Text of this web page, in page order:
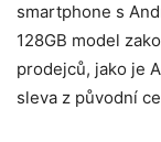
smartphone s
128GB model
prodejců, jako je
sleva z původní